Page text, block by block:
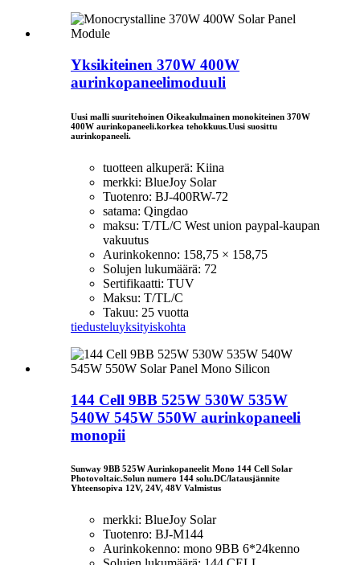
Yksikiteinen 370W 400W
aurinkopaneelimoduuli
Uusi malli suuritehoinen Oikeakulmainen monokiteinen 370W
400W aurinkopaneeli.korkea tehokkuus.Uusi suosittu
aurinkopaneeli.
tuotteen alkuperä: Kiina
merkki: BlueJoy Solar
Tuotenro: BJ-400RW-72
satama: Qingdao
maksu: T/TL/C West union paypal-kaupan
vakuutus
Aurinkokenno: 158,75 × 158,75
Solujen lukumäärä: 72
Sertifikaatti: TUV
Maksu: T/TL/C
Takuu: 25 vuotta
tiedusteluyksityiskohta
144 Cell 9BB 525W 530W 535W
540W 545W 550W aurinkopaneeli
monopii
Sunway 9BB 525W Aurinkopaneelit Mono 144 Cell Solar
Photovoltaic.Solun numero 144 solu.DC/latausjännite
Yhteensopiva 12V, 24V, 48V Valmistus
merkki: BlueJoy Solar
Tuotenro: BJ-M144
Aurinkokenno: mono 9BB 6*24kenno